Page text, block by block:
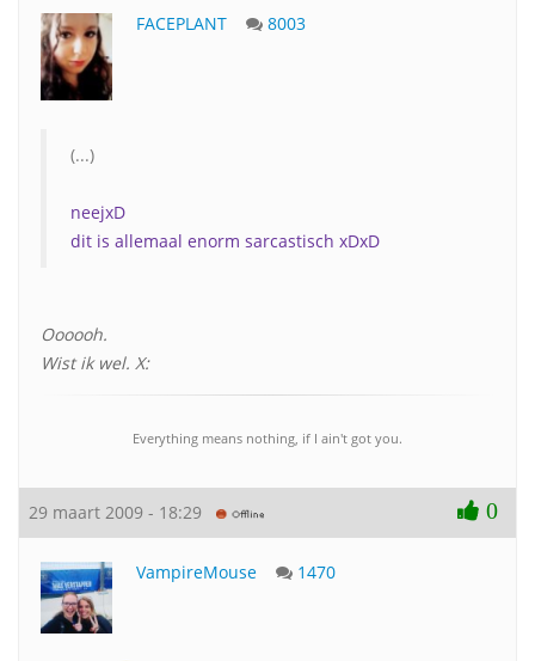
FACEPLANT 8003
(...)
neejxD
dit is allemaal enorm sarcastisch xDxD
Oooooh.
Wist ik wel. X:
Everything means nothing, if I ain't got you.
29 maart 2009 - 18:29 0
VampireMouse 1470